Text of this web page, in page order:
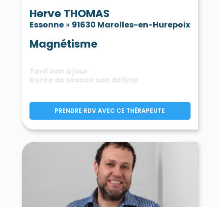
Herve THOMAS
Essonne» 91630 Marolles-en-Hurepoix
Magnétisme
Tarif non à jour
Durée de séance non définie
PRENDRE RDV AVEC CE THÉRAPEUTE